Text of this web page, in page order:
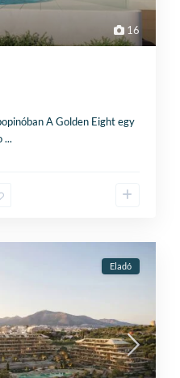
16
A Golden Eight egy
...
Eladó